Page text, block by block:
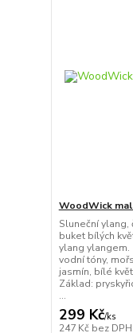
WoodWick
Sluneční ylang,
buket bílých
ylang ylangem.
vodní tóny,
jasmín, bílé
Základ:
...
299 Kč/ks
247 Kč bez DPH